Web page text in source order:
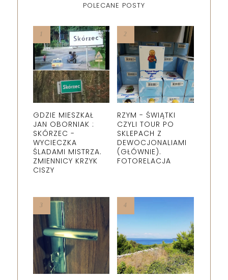
POLECANE POSTY
GDZIE MIESZKAŁ
JAN OBORNIAK :
SKÓRZEC -
WYCIECZKA
ŚLADAMI MISTRZA.
ZMIENNICY KRZYK
CISZY
RZYM - ŚWIĄTKI
CZYLI TOUR PO
SKLEPACH Z
DEWOCJONALIAMI
(GŁÓWNIE).
FOTORELACJA